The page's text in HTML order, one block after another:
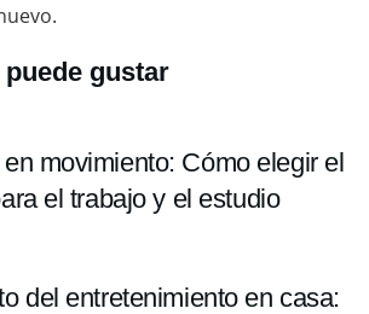
puede gustar
movimiento: Cómo elegir el
el trabajo y el estudio
del entretenimiento en casa: